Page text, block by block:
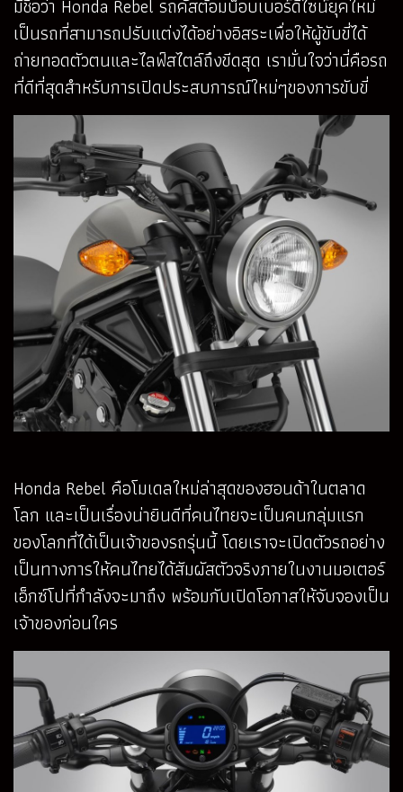
มีชื่อว่า Honda Rebel รถคัสต้อมบ็อบเบอร์ดีไซน์ยุคใหม่
เป็นรถที่สามารถปรับแต่งได้อย่างอิสระเพื่อให้ผู้ขับขี่ได้
ถ่ายทอดตัวตนและไลฟ์สไตล์ถึงขีดสุด เรามั่นใจว่านี่คือรถ
ที่ดีที่สุดสำหรับการเปิดประสบการณ์ใหม่ๆของการขับขี่
Honda Rebel คือโมเดลใหม่ล่าสุดของฮอนด้าในตลาด
โลก และเป็นเรื่องน่ายินดีที่คนไทยจะเป็นคนกลุ่มแรก
ของโลกที่ได้เป็นเจ้าของรถรุ่นนี้ โดยเราจะเปิดตัวรถอย่าง
เป็นทางการให้คนไทยได้สัมผัสตัวจริงภายในงานมอเตอร์
เอ็กซ์โปที่กำลังจะมาถึง พร้อมกับเปิดโอกาสให้จับจองเป็น
เจ้าของก่อนใคร